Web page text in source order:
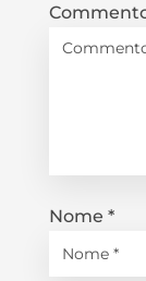
Nome *